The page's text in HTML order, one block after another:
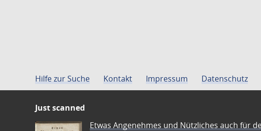
Hilfe zur Suche Kontakt Impressum Datenschutz
Just scanned
Etwas Angenehmes und Nützliches auch für